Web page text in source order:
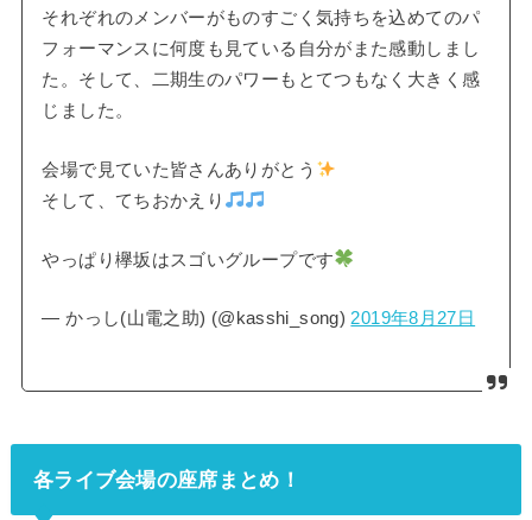
それぞれのメンバーがものすごく気持ちを込めてのパ
フォーマンスに何度も見ている自分がまた感動しまし
た。そして、二期生のパワーもとてつもなく大きく感
じました。
会場で見ていた皆さんありがとう
そして、てちおかえり
やっぱり欅坂はスゴいグループです
— かっし(山電之助) (@kasshi_song)2019年8月27日
各ライブ会場の座席まとめ！